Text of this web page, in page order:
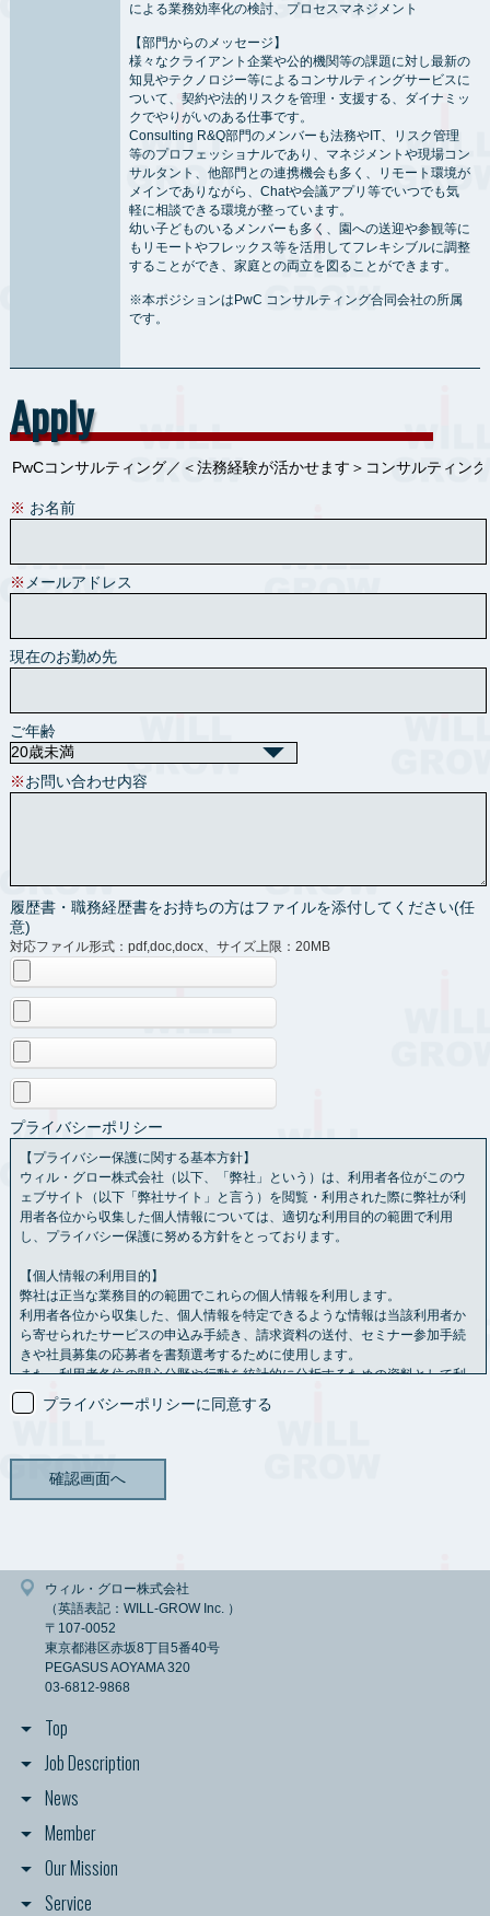
による業務効率化の検討、プロセスマネジメント
【部門からのメッセージ】
様々なクライアント企業や公的機関等の課題に対し最新の
知見やテクノロジー等によるコンサルティングサービスに
ついて、契約や法的リスクを管理・支援する、ダイナミッ
クでやりがいのある仕事です。
Consulting R&Q部門のメンバーも法務やIT、リスク管理
等のプロフェッショナルであり、マネジメントや現場コン
サルタント、他部門との連携機会も多く、リモート環境が
メインでありながら、Chatや会議アプリ等でいつでも気
軽に相談できる環境が整っています。
幼い子どものいるメンバーも多く、園への送迎や参観等に
もリモートやフレックス等を活用してフレキシブルに調整
することができ、家庭との両立を図ることができます。
※本ポジションはPwC コンサルティング合同会社の所属
です。
Apply
※ お名前
※ メールアドレス
現在のお勤め先
ご年齢
※お問い合わせ内容
履歴書・職務経歴書をお持ちの方はファイルを添付してください(任
意)
対応ファイル形式：pdf,doc,docx、サイズ上限：20MB
プライバシーポリシー
【プライバシー保護に関する基本方針】
ウィル・グロー株式会社（以下、「弊社」という）は、利用者各位がこのウ
ェブサイト（以下「弊社サイト」と言う）を閲覧・利用された際に弊社が利
用者各位から収集した個人情報については、適切な利用目的の範囲で利用
し、プライバシー保護に努める方針をとっております。
【個人情報の利用目的】
弊社は正当な業務目的の範囲でこれらの個人情報を利用します。
利用者各位から収集した、個人情報を特定できるような情報は当該利用者か
ら寄せられたサービスの申込み手続き、請求資料の送付、セミナー参加手続
きや社員募集の応募者を書類選考するために使用します。
また、利用者各位の関心分野や行動を統計的に分析するための資料として利
用させていただく場合もあります。
ただし、法令に基づく等の正当な理由がある場合は、この限りではありませ
定めることを原則とし、一定の保存期間を経過した後または利用の目的を達
成した後は、すみやかに消去します。
ただし、法令の規定に基づき、保存しなければならないとき、利用者御本人
の同意があるときまたは当該個人情報を消去しないことについて正当な理由
があるときは、保存期間経過後又は利用目的達成後においても当該個人情報
を消去しないことがあります。
弊社では、利用者各位より提供／登録いただいた個人情報を、第三者に対し
ただし、当該利用者が希望されるサービスを提供するために、情報の開示や
共有が必要と認められる場合、情報の開示をすることがあります。
また、法令に基づく等の正当な理由がある場合は、この限りではありませ
ん。
【個人情報の取得】
加申込みや弊社への社員募集の応募をされる際に、弊社サイト経由で氏名、
プライバシーポリシーに同意する
ウィル・グロー株式会社
（英語表記：WILL-GROW Inc. ）
〒107-0052
東京都港区赤坂8丁目5番40号
PEGASUS AOYAMA 320
03-6812-9868
Top
Job Description
News
Member
Our Mission
Service